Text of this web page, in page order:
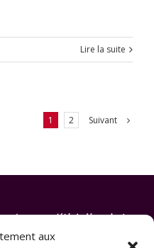
aux
Lire la suite
1 2 Suivant